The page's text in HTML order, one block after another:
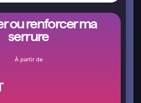
ou renforcer ma
serrure
À partir de